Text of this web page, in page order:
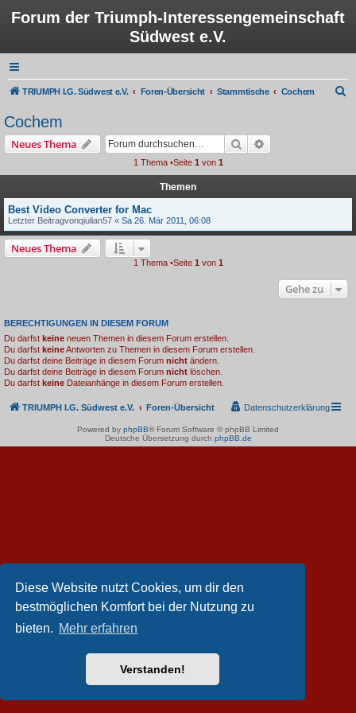
Diese Website nutzt Cookies, um dir den
bestmöglichen Komfort bei der Nutzung zu
bieten. Mehr erfahren
Verstanden!
Forum der Triumph-Interessengemeinschaft
Südwest e.V.
TRIUMPH I.G. Südwest e.V. Foren-Übersicht Stammtische Cochem
Cochem
Neues Thema Suche
1 Thema •Seite 1 von 1
Themen
Best Video Converter for Mac
Letzter Beitragvonqiulian57 « Sa 26. Mär 2011, 06:08
Neues Thema
1 Thema •Seite 1 von 1
Gehe zu
BERECHTIGUNGEN IN DIESEM FORUM
Du darfst keine neuen Themen in diesem Forum erstellen.
Du darfst keineAntworten zu Themen in diesem Forum erstellen.
Du darfst deine Beiträge in diesem Forum nicht ändern.
Du darfst deine Beiträge in diesem Forum nicht löschen.
Du darfst keine Dateianhänge in diesem Forum erstellen.
TRIUMPH I.G. Südwest e.V. Foren-Übersicht Datenschutzerklärung
Powered by phpBB® Forum Software © phpBB Limited
Deutsche Übersetzung durch phpBB.de